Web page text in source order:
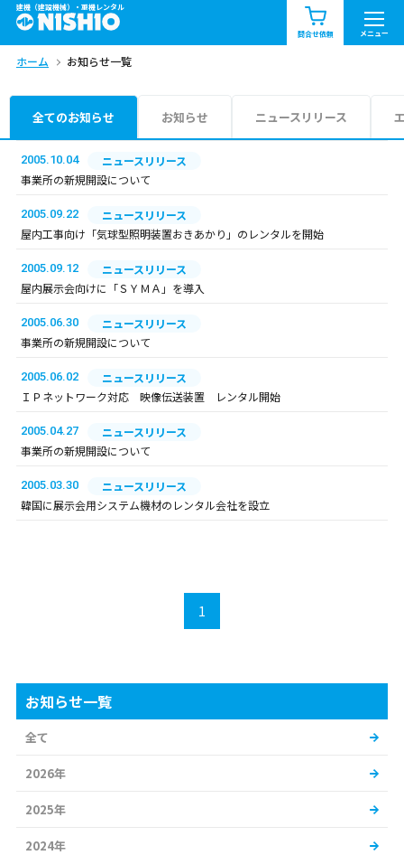
建機（建設機械）・重機レンタル
問合せ依頼 メニュー
商品一覧 お知らせ一覧
問合せ依頼リスト
エリア情報を見る
ホーム お知らせ一覧
全てのお知らせ お知らせ ニュースリリース
2005.10.04
ニュースリリース
事業所の新規開設について
2005.09.22
ニュースリリース
屋内工事向け「気球型照明装置おきあかり」のレンタルを開始
2005.09.12
ニュースリリース
屋内展示会向けに「ＳＹＭＡ」を導入
2005.06.30
ニュースリリース
事業所の新規開設について
2005.06.02
ニュースリリース
ＩＰネットワーク対応 映像伝送装置 レンタル開始
2005.04.27
ニュースリリース
事業所の新規開設について
2005.03.30
ニュースリリース
韓国に展示会用システム機材のレンタル会社を設立
1
お知らせ一覧
全て
2026年
2025年
2024年